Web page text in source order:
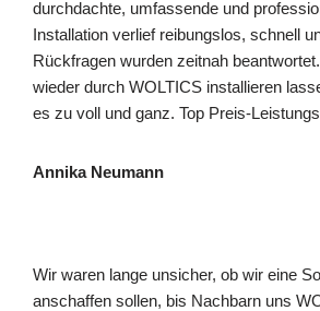
durchdachte, umfassende und
Installation verlief reibungslos, schnell
Rückfragen wurden zeitnah
wieder durch WOLTICS installieren
es zu voll und ganz. Top Preis-
Annika Neumann
Wir waren lange unsicher, ob wir eine
anschaffen sollen, bis Nachbarn uns